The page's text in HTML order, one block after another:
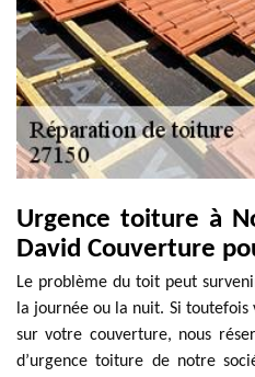
Urgence toiture à
David Couverture
Le problème du toit peut
la journée ou la nuit. Si
sur votre couverture, nous
d’urgence toiture de notre